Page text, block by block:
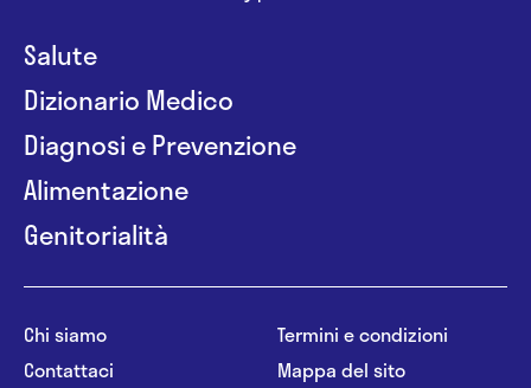
Salute
Dizionario Medico
Diagnosi e Prevenzione
Alimentazione
Genitorialità
Chi siamo
Contattaci
Termini e condizioni
Mappa del sito